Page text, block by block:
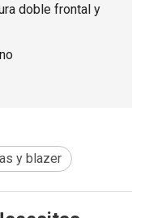
doble frontal y
y blazer